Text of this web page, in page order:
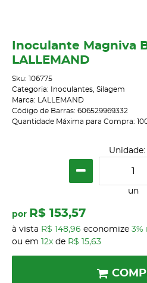
Inoculante Magniva
LALLEMAND
Sku: 106775
Categoria:
Inoculantes Silagem
Marca:
LALLEMAND
Código de Barras: 606529969332
Quantidade Máxima para Compra:
Unidade:
un
por R$ 153,57
à vista R$ 148,96 economize 3%
ou em
12x de R$ 15,63